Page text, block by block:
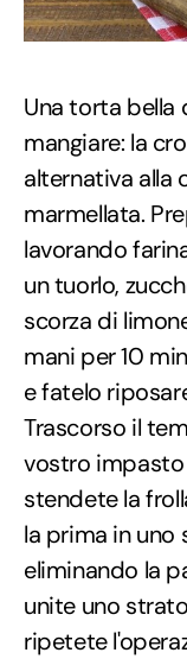
Una torta bella
mangiare: la
alternativa alla
marmellata.
lavorando
un tuorlo,
scorza di
mani per 10
e fatelo
Trascorso il
vostro
stendete la
la prima in
eliminando la
unite uno
ripetete